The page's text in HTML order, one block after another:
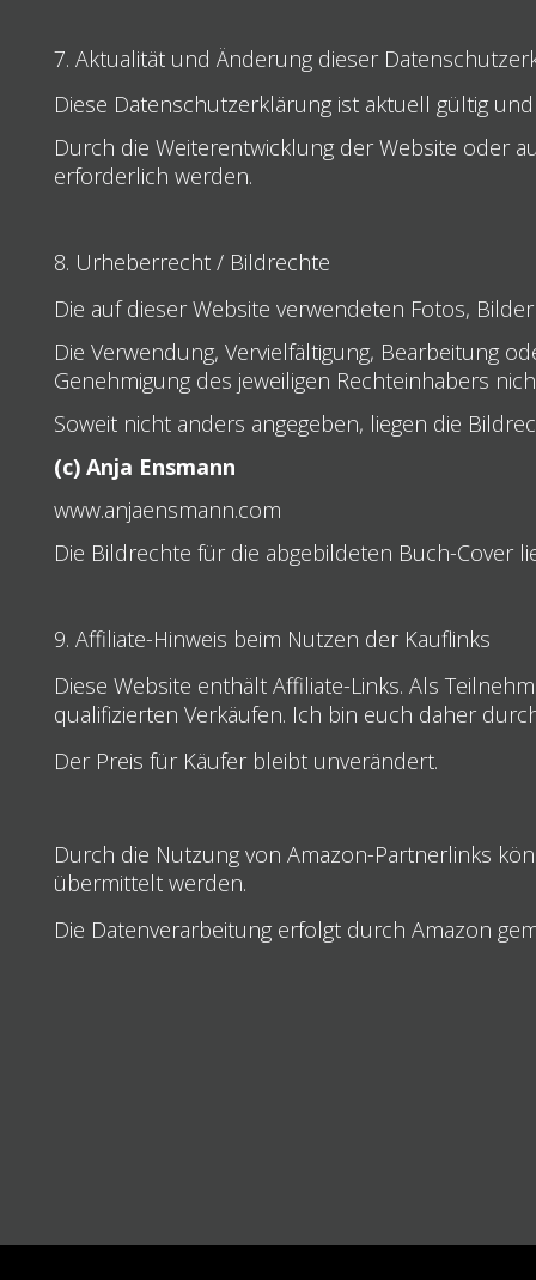
7. Aktualität und Änderung dieser
Diese Datenschutzerklärung ist aktuell gültig
Durch die Weiterentwicklung der Website oder
erforderlich werden.
8. Urheberrecht / Bildrechte
Die auf dieser Website verwendeten Fotos,
Die Verwendung, Vervielfältigung, Bearbeitung
Genehmigung des jeweiligen Rechteinhabers
Soweit nicht anders angegeben, liegen die
(c) Anja Ensmann
www.anjaensmann.com
Die Bildrechte für die abgebildeten Buch-Cover
9. Affiliate-Hinweis beim Nutzen der Kauflinks
Diese Website enthält Affiliate-Links. Als
qualifizierten Verkäufen. Ich bin euch daher
Der Preis für Käufer bleibt unverändert.
Durch die Nutzung von Amazon-Partnerlinks
übermittelt werden.
Die Datenverarbeitung erfolgt durch Amazon